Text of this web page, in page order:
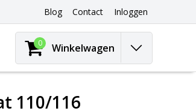
Blog Contact Inloggen
0 Winkelwagen
110/116